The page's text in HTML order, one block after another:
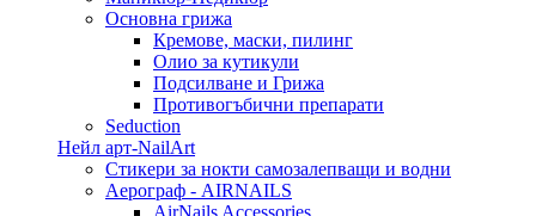
Основна грижа
Кремове, маски, пилинг
Олио за кутикули
Подсилване и Грижа
Противогъбични препарати
Seduction
Нейл арт-NailArt
Стикери за нокти самозалепващи и водни
Аерограф - AIRNAILS
AirNails Accessories